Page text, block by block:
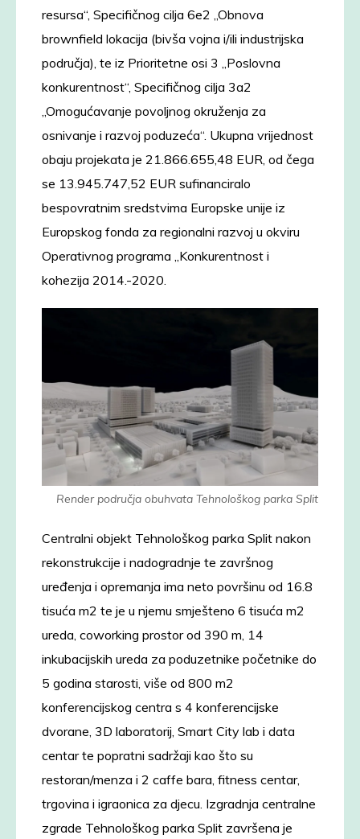
resursa“, Specifičnog cilja 6e2 „Obnova
brownfield lokacija (bivša vojna i/ili industrijska
područja), te iz Prioritetne osi 3 „Poslovna
konkurentnost“, Specifičnog cilja 3a2
„Omogućavanje povoljnog okruženja za
osnivanje i razvoj poduzeća“. Ukupna vrijednost
obaju projekata je 21.866.655,48 EUR, od čega
se 13.945.747,52 EUR sufinanciralo
bespovratnim sredstvima Europske unije iz
Europskog fonda za regionalni razvoj u okviru
Operativnog programa „Konkurentnost i
kohezija 2014.-2020.
Render područja obuhvata Tehnološkog parka Split
Centralni objekt Tehnološkog parka Split nakon
rekonstrukcije i nadogradnje te završnog
uređenja i opremanja ima neto površinu od 16.8
tisuća m2 te je u njemu smješteno 6 tisuća m2
ureda, coworking prostor od 390 m, 14
inkubacijskih ureda za poduzetnike početnike do
5 godina starosti, više od 800 m2
konferencijskog centra s 4 konferencijske
dvorane, 3D laboratorij, Smart City lab i data
centar te popratni sadržaji kao što su
restoran/menza i 2 caffe bara, fitness centar,
trgovina i igraonica za djecu. Izgradnja centralne
zgrade Tehnološkog parka Split završena je